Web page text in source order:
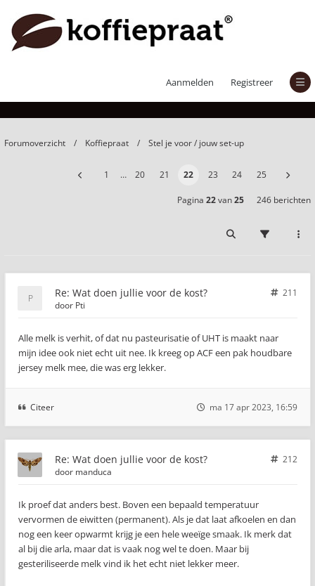
Aanmelden Registreer
Wat doen jullie voor de kost?
Forumoverzicht Koffiepraat Stel je voor / jouw set-up
1 … 20 21 22 23 24 25
Pagina 22van25 246 berichten
Re: Wat doen jullie voor de kost?
211
door Pti
Alle melk is verhit, of dat nu pasteurisatie of UHT is maakt naar
mijn idee ook niet echt uit nee. Ik kreeg op ACF een pak houdbare
jersey melk mee, die was erg lekker.
Citeer ma 17 apr 2023, 16:59
Re: Wat doen jullie voor de kost?
212
door manduca
Ik proef dat anders best. Boven een bepaald temperatuur
vervormen de eiwitten (permanent). Als je dat laat afkoelen en dan
nog een keer opwarmt krijg je een hele weeïge smaak. Ik merk dat
al bij die arla, maar dat is vaak nog wel te doen. Maar bij
gesteriliseerde melk vind ik het echt niet lekker meer.